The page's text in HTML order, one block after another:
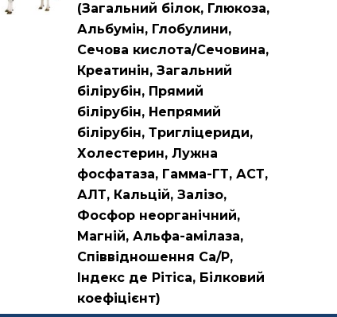
(Загальний білок, Глюкоза,
Альбумін, Глобулини,
Сечова кислота/Сечовина,
Креатинін, Загальний
білірубін, Прямий
білірубін, Непрямий
білірубін, Тригліцериди,
Холестерин, Лужна
фосфатаза, Гамма-ГТ, АСТ,
АЛТ, Кальцій, Залізо,
Фосфор неорганічний,
Магній, Альфа-амілаза,
Співвідношення Са/Р,
Індекс де Рітіса, Білковий
коефіцієнт)